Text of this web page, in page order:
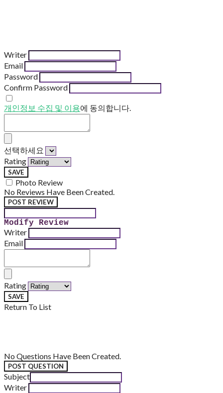
Writer
Email
Password
Confirm Password
개인정보 수집 및 이용에 동의합니다.
선택하세요
Rating
SAVE
Photo Review
No Reviews Have Been Created.
POST REVIEW
Modify Review
Writer
Email
Rating
SAVE
Return To List
No Questions Have Been Created.
POST QUESTION
Subject
Writer